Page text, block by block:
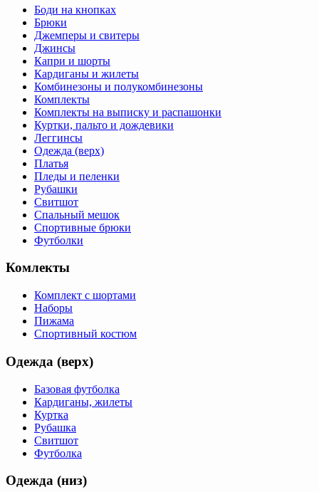
Боди на кнопках
Брюки
Джемперы и свитеры
Джинсы
Капри и шорты
Кардиганы и жилеты
Комбинезоны и полукомбинезоны
Комплекты
Комплекты на выписку и распашонки
Куртки, пальто и дождевики
Леггинсы
Одежда (верх)
Платья
Пледы и пеленки
Рубашки
Свитшот
Спальный мешок
Спортивные брюки
Футболки
Комлекты
Комплект с шортами
Наборы
Пижама
Спортивный костюм
Одежда (верх)
Базовая футболка
Кардиганы, жилеты
Куртка
Рубашка
Свитшот
Футболка
Одежда (низ)